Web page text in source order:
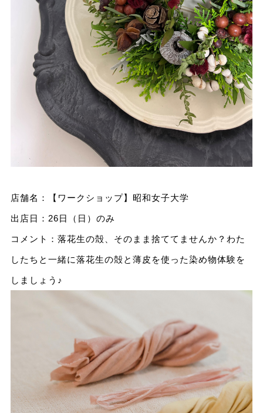
店舗名：【ワークショップ】昭和女子大学
出店日：26日（日）のみ
コメント：落花生の殻、そのまま捨ててませんか？わた
したちと一緒に落花生の殻と薄皮を使った染め物体験を
しましょう♪